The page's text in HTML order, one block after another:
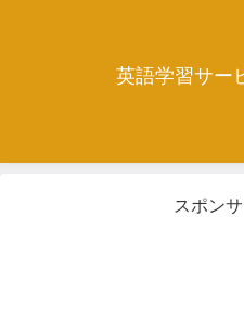
英語学習サー
スポン